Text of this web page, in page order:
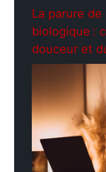
La parure
biologique :
douceur et